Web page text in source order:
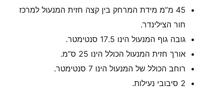
45 מ”מ מידת המרחק בין קצה חזית המנעול למרכז
חור הצילינדר.
גובה גוף המנעול הינו 17.5 סנטימטר.
אורך חזית המנעול הכולל הינו 25 ס”מ.
רוחב הכולל של המנעול הינו 7 סנטימטר.
2 סיבובי נעילות.